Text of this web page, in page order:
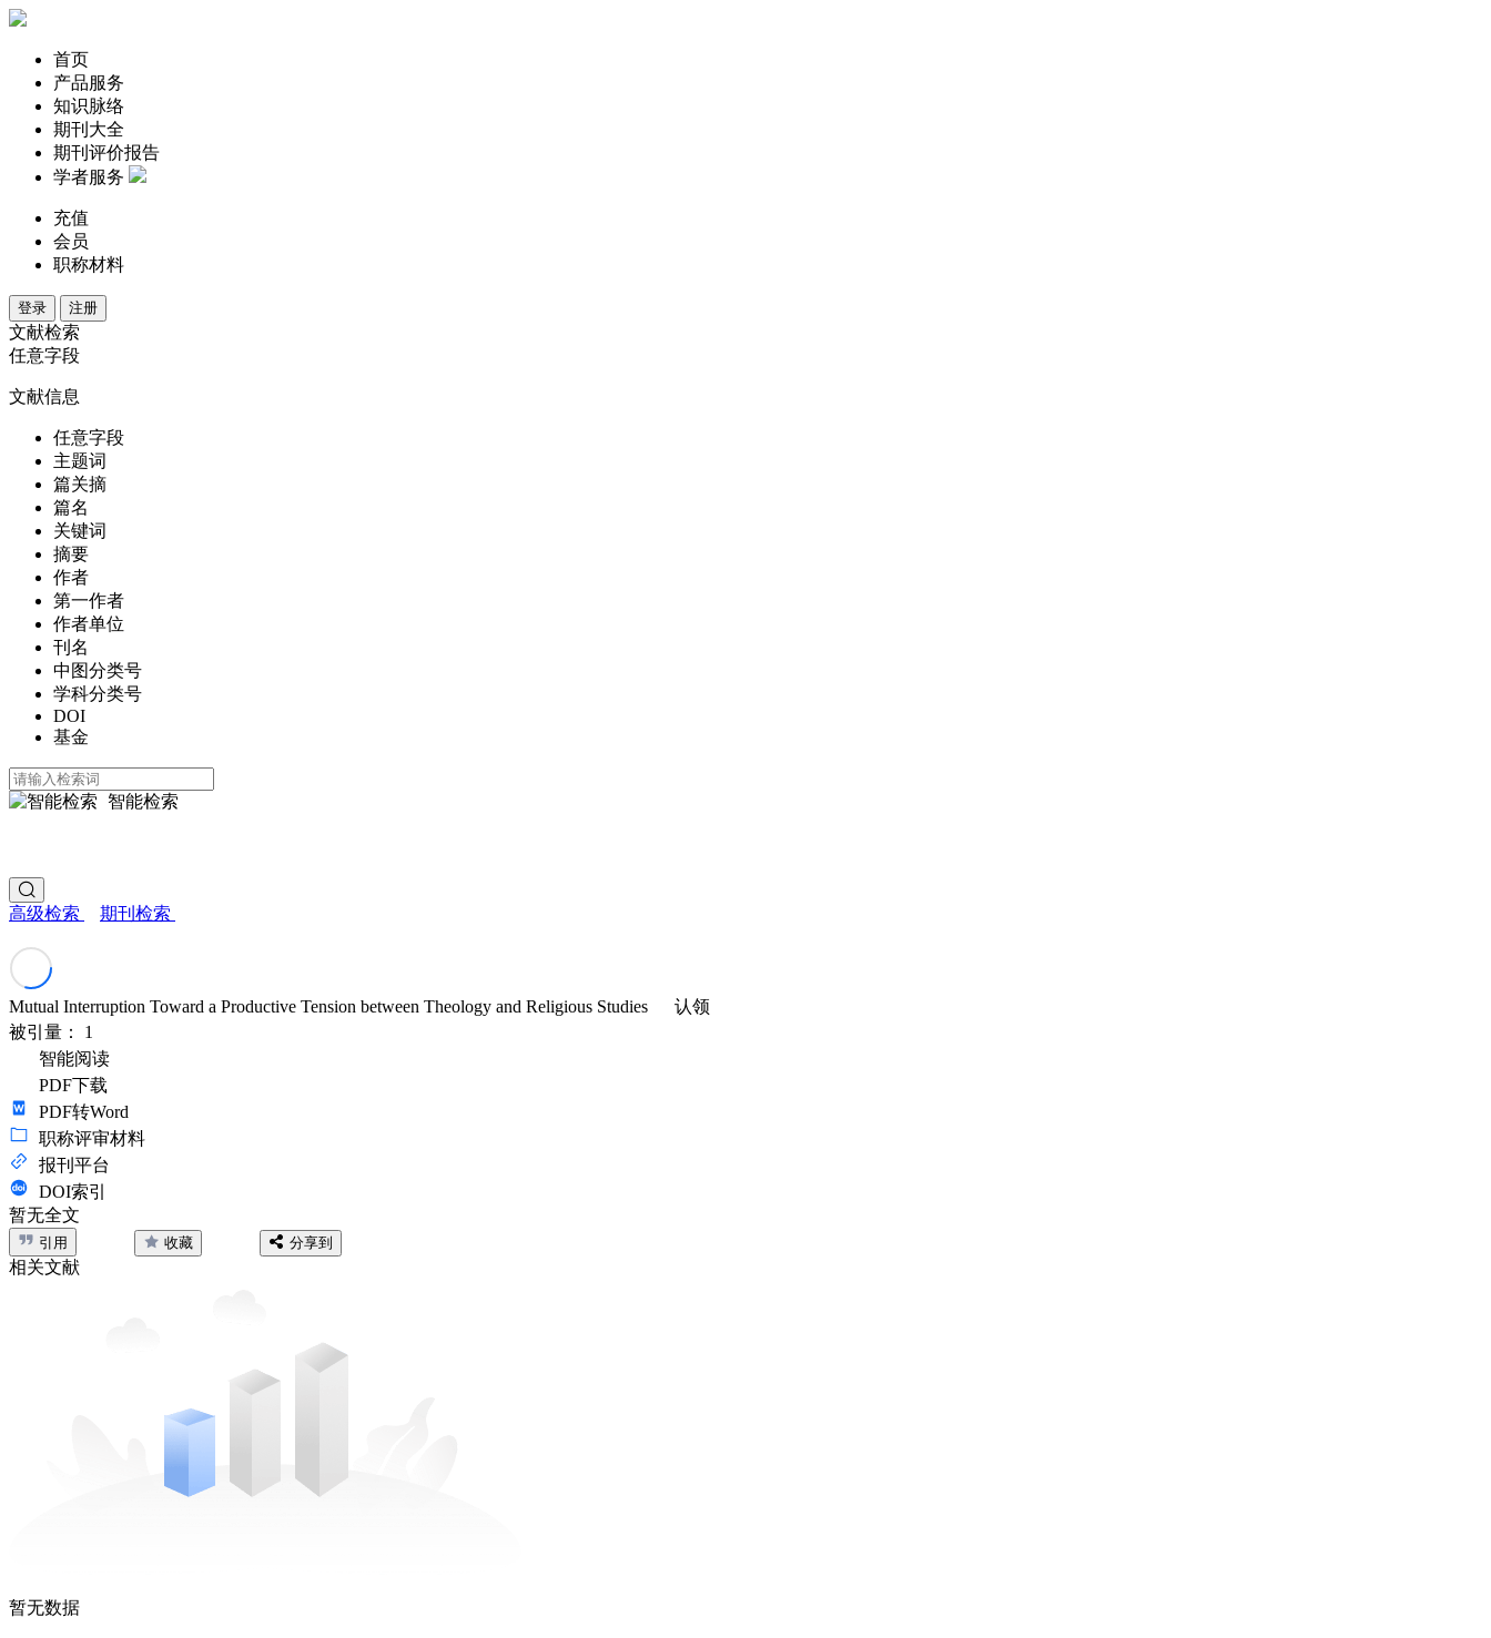
首页
产品服务
知识脉络
期刊大全
期刊评价报告
学者服务
充值
会员
职称材料
登录 注册
文献检索
任意字段
文献信息
任意字段
主题词
篇关摘
篇名
关键词
摘要
作者
第一作者
作者单位
刊名
中图分类号
学科分类号
DOI
基金
智能检索
高级检索 期刊检索
Mutual Interruption Toward a Productive Tension between Theology and Religious Studies
认领
被引量： 1
智能阅读
PDF下载
PDF转Word
职称评审材料
报刊平台
DOI索引
暂无全文
引用 收藏 分享到
相关文献
暂无数据